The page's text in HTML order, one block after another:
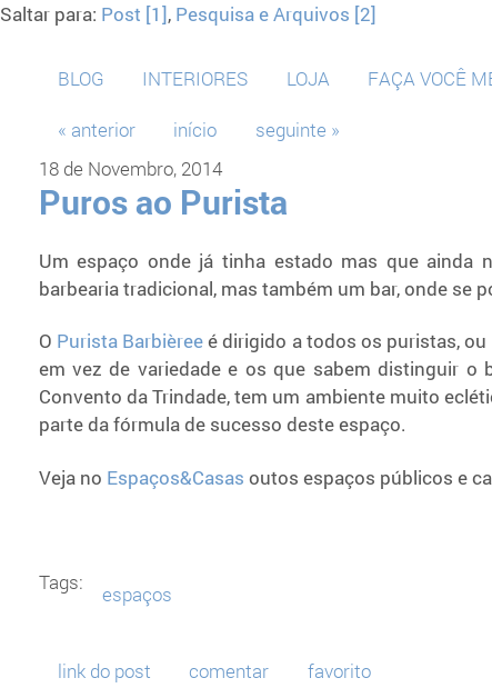
Saltar para: Post [1], Pesquisa e Arquivos [2]
BLOG INTERIORES LOJA FAÇA VOCÊ
« anterior início
seguinte »
18 de Novembro, 2014
Puros ao Purista
Um espaço onde já tinha estado mas que ainda
barbearia tradicional, mas também um bar, onde se
O Purista Barbièreeé dirigido a todos os puristas, ou
em vez de variedade e os que sabem distinguir
Convento da Trindade, tem um ambiente muito
parte da fórmula de sucesso deste espaço.
Veja no Espaços&Casas outos espaços públicos e
Tags:
espaços
link do post comentar favorito